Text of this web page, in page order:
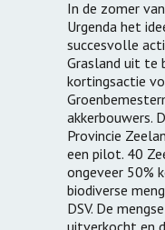
In de zomer
Urgenda het
succesvolle
Grasland uit te
kortingsactie
akkerbouwers.
Provincie
een pilot. 40
ongeveer 50%
biodiverse
DSV. De
uitverkocht en